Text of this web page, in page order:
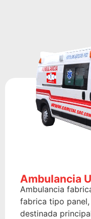
Ambulancia
Ambulancia
fabrica tipo
destinada